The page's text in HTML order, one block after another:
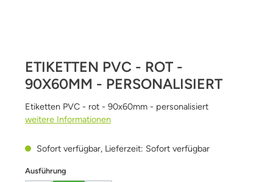
ETIKETTEN PVC - ROT -
90X60MM - PERSONALISIERT
Etiketten PVC - rot - 90x60mm - personalisiert
weitere Informationen
Sofort verfügbar, Lieferzeit: Sofort verfügbar
Ausführung